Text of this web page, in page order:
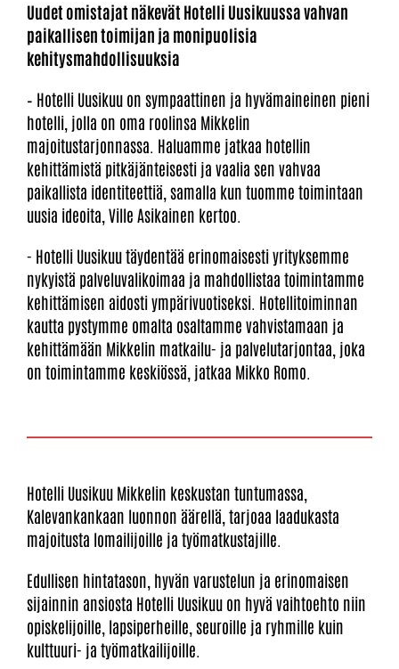
Uudet omistajat näkevät Hotelli Uusikuussa vahvan
paikallisen toimijan ja monipuolisia
kehitysmahdollisuuksia
– Hotelli Uusikuu on sympaattinen ja hyvämaineinen pieni
hotelli, jolla on oma roolinsa Mikkelin
majoitustarjonnassa. Haluamme jatkaa hotellin
kehittämistä pitkäjänteisesti ja vaalia sen vahvaa
paikallista identiteettiä, samalla kun tuomme toimintaan
uusia ideoita, Ville Asikainen kertoo.
- Hotelli Uusikuu täydentää erinomaisesti yrityksemme
nykyistä palveluvalikoimaa ja mahdollistaa toimintamme
kehittämisen aidosti ympärivuotiseksi. Hotellitoiminnan
kautta pystymme omalta osaltamme vahvistamaan ja
kehittämään Mikkelin matkailu- ja palvelutarjontaa, joka
on toimintamme keskiössä, jatkaa Mikko Romo.
Hotelli Uusikuu Mikkelin keskustan tuntumassa,
Kalevankankaan luonnon äärellä, tarjoaa laadukasta
majoitusta lomailijoille ja työmatkustajille.
Edullisen hintatason, hyvän varustelun ja erinomaisen
sijainnin ansiosta Hotelli Uusikuu on hyvä vaihtoehto niin
opiskelijoille, lapsiperheille, seuroille ja ryhmille kuin
kulttuuri- ja työmatkailijoille.